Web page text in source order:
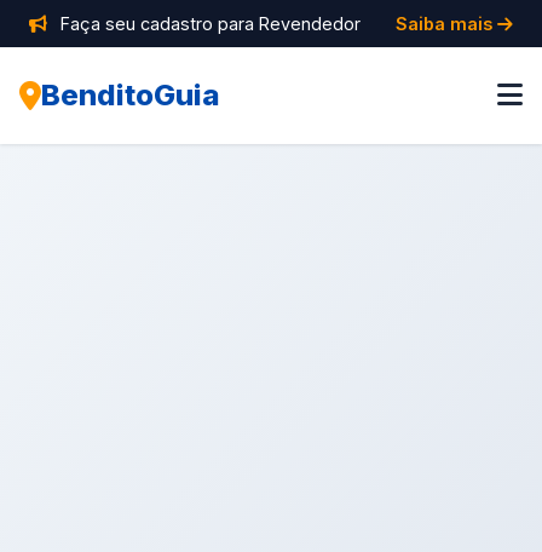
Faça seu cadastro para Revendedor Saiba mais
BenditoGuia